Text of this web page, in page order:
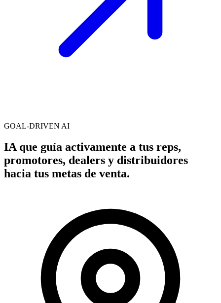
GOAL-DRIVEN AI
IA que guía activamente a tus reps,
promotores, dealers y distribuidores
hacia tus metas de venta.